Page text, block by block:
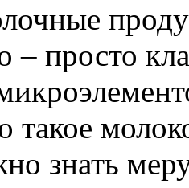
– просто
такое
знать